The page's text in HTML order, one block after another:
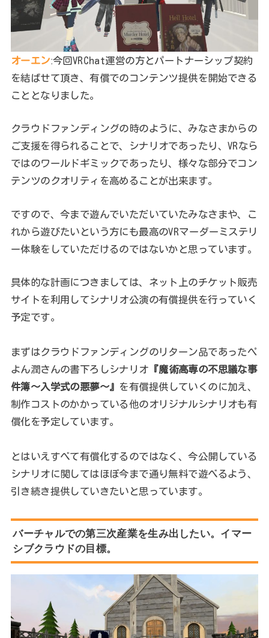
オーエンː今回VRChat運営の方とパートナーシップ契約
を結ばせて頂き、有償でのコンテンツ提供を開始できる
こととなりました。
クラウドファンディングの時のように、みなさまからの
ご支援を得られることで、シナリオであったり、VRなら
ではのワールドギミックであったり、様々な部分でコン
テンツのクオリティを高めることが出来ます。
ですので、今まで遊んでいただいていたみなさまや、こ
れから遊びたいという方にも最高のVRマーダーミステリ
ー体験をしていただけるのではないかと思っています。
具体的な計画につきましては、ネット上のチケット販売
サイトを利用してシナリオ公演の有償提供を行っていく
予定です。
まずはクラウドファンディングのリターン品であったぺ
よん潤さんの書下ろしシナリオ 『魔術高専の不思議な事
件簿～入学式の悪夢～』 を有償提供していくのに加え、
制作コストのかかっている他のオリジナルシナリオも有
償化を予定しています。
とはいえすべて有償化するのではなく、今公開している
シナリオに関してはほぼ今まで通り無料で遊べるよう、
引き続き提供していきたいと思っています。
バーチャルでの第三次産業を生み出したい。イマー
シブクラウドの目標。